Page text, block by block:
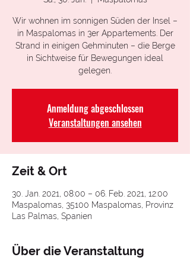
Wir wohnen im sonnigen Süden der Insel –
in Maspalomas in 3er Appartements. Der
Strand in einigen Gehminuten – die Berge
in Sichtweise für Bewegungen ideal
gelegen.
Anmeldung abgeschlossen
Veranstaltungen ansehen
Zeit & Ort
30. Jan. 2021, 08:00 – 06. Feb. 2021, 12:00
Maspalomas, 35100 Maspalomas, Provinz
Las Palmas, Spanien
Über die Veranstaltung